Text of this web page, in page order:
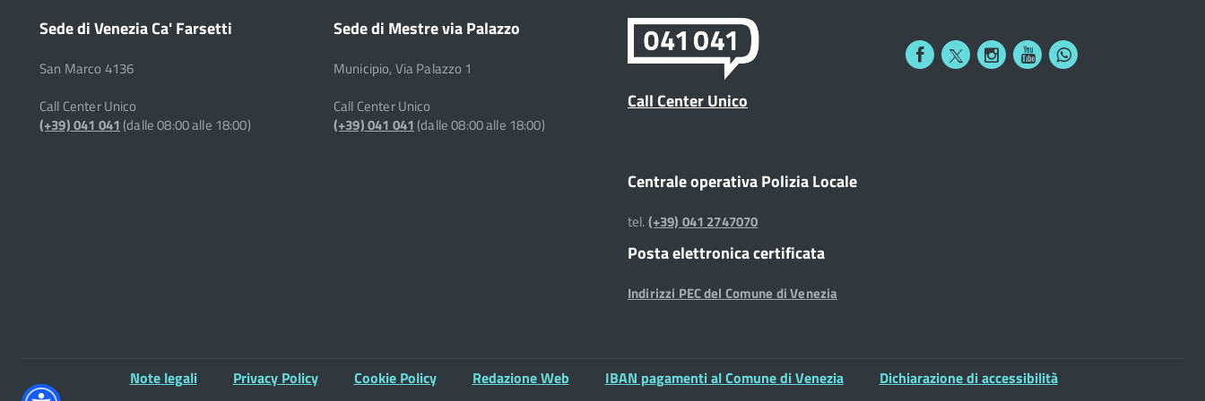
Sede di Venezia Ca' Farsetti
San Marco 4136
Call Center Unico
(+39) 041 041(dalle 08:00 alle 18:00)
Sede di Mestre via Palazzo
Municipio, Via Palazzo 1
Call Center Unico
(+39) 041 041(dalle 08:00 alle 18:00)
Call Center Unico
Centrale operativa Polizia Locale
tel.(+39) 041 2747070
Posta elettronica certificata
Indirizzi PEC del Comune di Venezia
Note legali Privacy Policy Cookie Policy Redazione Web IBAN pagamenti al Comune di Venezia
Dichiarazione di accessibilità